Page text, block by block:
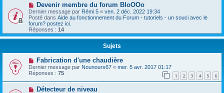
Devenir membre du forum BloOOo
Dernier message par Rémi 5 « ven. 2 déc. 2022 19:34
Posté dans Aide au fonctionnement du Forum - tutoriels - un souci avec le
forum? postez ici.
Réponses : 14
Sujets
Fabrication d'une chaudière
Dernier message par Nounours67 « mer. 5 avr. 2017 01:17
Réponses : 75 1 2 3 4 5 6
Détecteur de niveau